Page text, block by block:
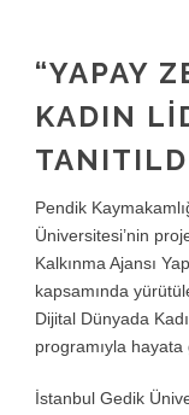
“YAPAY
KADIN
Pendik
Üniversitesi’nin
Kalkınma Ajansı
kapsamında
Dijital Dünyada
programıyla hayata
İstanbul Gedik